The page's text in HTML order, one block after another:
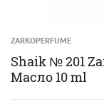
ZARKOPERFUME
Shaik № 201
Масло 10 ml